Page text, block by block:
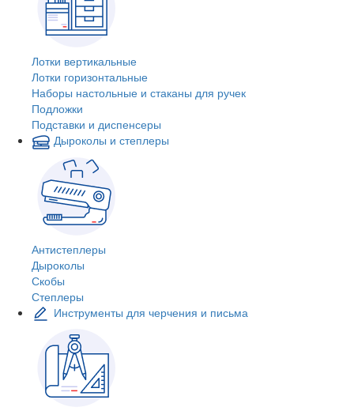
Лотки вертикальные
Лотки горизонтальные
Наборы настольные и стаканы для ручек
Подложки
Подставки и диспенсеры
Дыроколы и степлеры
Антистеплеры
Дыроколы
Скобы
Степлеры
Инструменты для черчения и письма